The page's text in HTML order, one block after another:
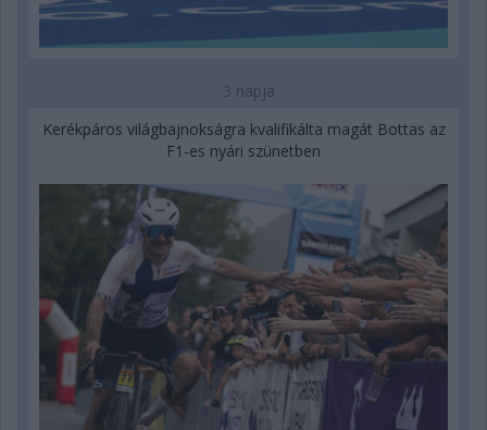
3 napja
Kerékpáros világbajnokságra kvalifikálta magát Bottas az
F1-es nyári szünetben